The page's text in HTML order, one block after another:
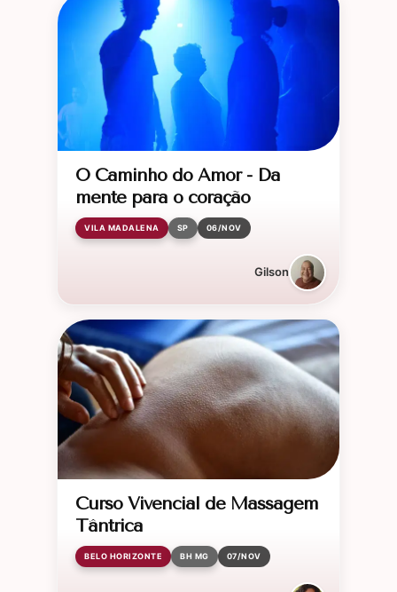
O Caminho do Amor - Da
mente para o coração
VILA MADALENA SP 06/NOV
Gilson
Curso Vivencial de Massagem
Tântrica
BELO HORIZONTE BH MG 07/NOV